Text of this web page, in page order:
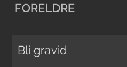
FORELDRE
Bli gravid